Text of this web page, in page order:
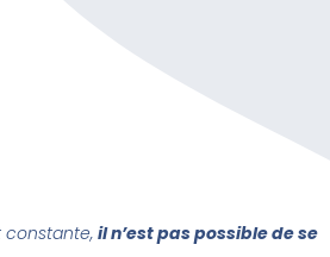
constante, il n’est pas possible de se